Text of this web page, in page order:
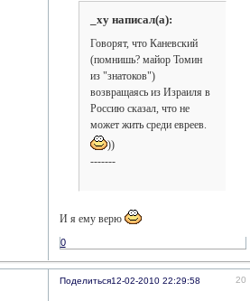
_xy написал(а):
Говорят, что Каневский
(помнишь? майор Томин
из "знатоков")
возвращаясь из Израиля в
Россию сказал, что не
может жить среди евреев.
))
-------
И я ему верю
0
Поделиться 20
12-02-2010 22:29:58